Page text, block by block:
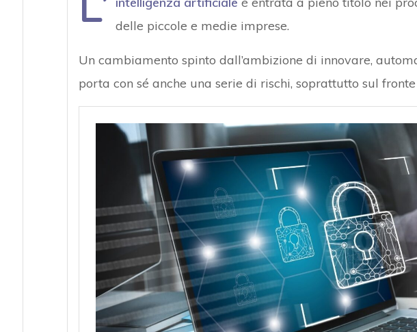
delle piccole e medie imprese.
Un cambiamento spinto dall’ambizione di innovare,
porta con sé anche una serie di rischi, soprattutto sul